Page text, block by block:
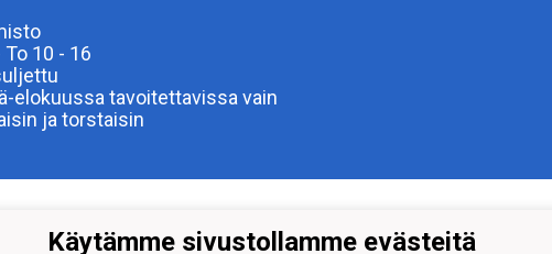
To 10 - 16
elokuussa tavoitettavissa vain
ja torstaisin
Käytämme sivustollamme evästeitä